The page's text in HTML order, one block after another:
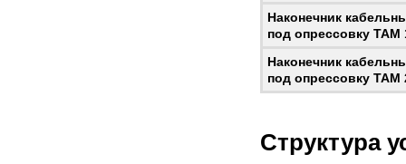
Наконечник
под опрессовку ТАМ
Наконечник
под опрессовку ТАМ
Структура